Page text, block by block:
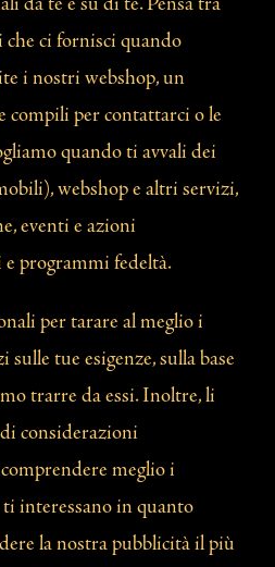
che ci fornisci quando
i nostri webshop, un
compili per contattarci o le
quando ti avvali dei
webshop e altri servizi,
eventi e azioni
programmi fedeltà.
per tarare al meglio i
tue esigenze, sulla base
trarre da essi. Inoltre, li
considerazioni
meglio i
interessano in quanto
la nostra pubblicità il più